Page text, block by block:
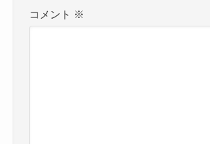
コメント ※